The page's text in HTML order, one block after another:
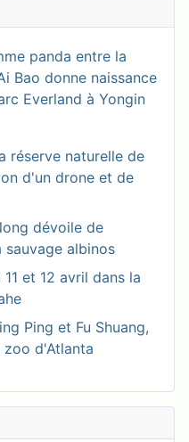
panda entre la
Bao donne naissance
Everland à Yongin
réserve naturelle de
d'un drone et de
dévoile de
albinos
et 12 avril dans la
Ping et Fu Shuang,
zoo d'Atlanta